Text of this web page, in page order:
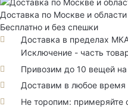
Доставка по Москве и области
Бесплатно и без спешки
Доставка в пределах
Исключение - часть
Привозим до 10 вещей
Доставим в любое время
Не торопим: примеряйте